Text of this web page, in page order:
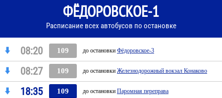
ФЁДОРОВСКОЕ-1
Расписание всех автобусов по остановке
08:20 109 до остановки Фёдоровское-3
08:27 109 до остановки Железнодорожный вокзал Конаково
18:35 109 до остановки Паромная переправа